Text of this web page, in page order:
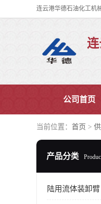
公司首页
当前位置： 首页 >
产品分类
陆用流体装卸臂